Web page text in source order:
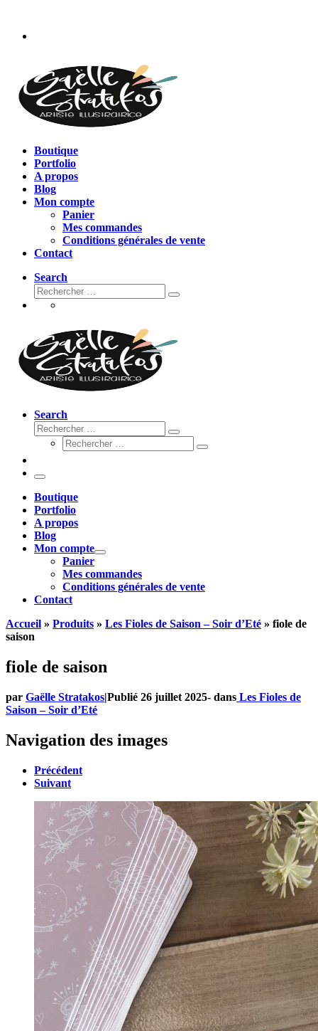
contenu
Boutique
Portfolio
A propos
Blog
Mon compte
Panier
Mes commandes
Conditions générales de vente
Contact
Search
Rechercher
Rechercher
Search
Rechercher
Rechercher
Rechercher
Rechercher
Menu
Boutique
Portfolio
A propos
Blog
Mon compte
Panier
Mes commandes
Conditions générales de vente
Contact
Accueil » Produits » Les Fioles de Saison – Soir d’Eté » fiole de
saison
fiole de saison
par Gaëlle Stratakos|Publié 26 juillet 2025- dans Les Fioles de
Saison – Soir d’Eté
Navigation des images
Précédent
Suivant